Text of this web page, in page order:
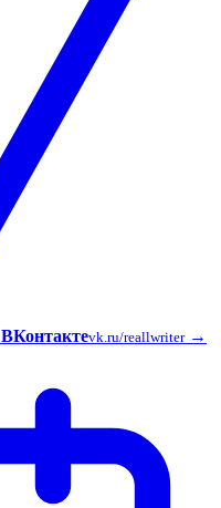
ВКонтактеvk.ru/reallwriter →